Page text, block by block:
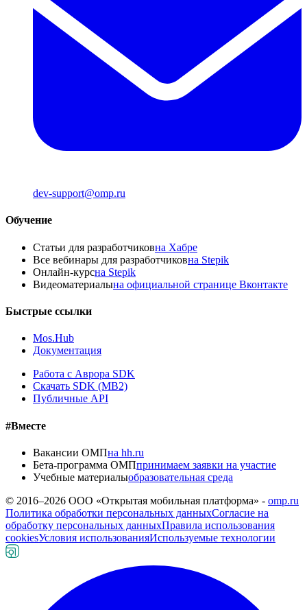
dev-support@omp.ru
Обучение
Статьи для разработчиковна Хабре
Все вебинары для разработчиковна Stepik
Онлайн-курсна Stepik
Видеоматериалына официальной странице Вконтакте
Быстрые ссылки
Mos.Hub
Документация
Работа с Аврора SDK
Скачать SDK (MB2)
Публичные API
#Вместе
Вакансии ОМПна hh.ru
Бета-программа ОМПпринимаем заявки на участие
Учебные материалыобразовательная среда
© 2016–2026 ООО «Открытая мобильная платформа» - omp.ru
Политика обработки персональных данныхСогласие на
обработку персональных данныхПравила использования
cookiesУсловия использованияИспользуемые технологии